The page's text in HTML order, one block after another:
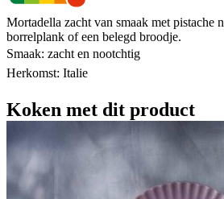
Mortadella zacht van smaak met pistache
borrelplank of een belegd broodje.
Smaak: zacht en nootchtig
Herkomst: Italie
Koken met dit product